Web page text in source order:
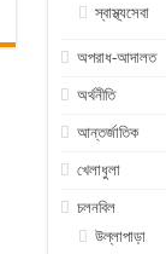
স্বাস্থ্যসেবা
অপরাধ-আদালত
অর্থনীতি
আন্তর্জাতিক
খেলাধুলা
চলনবিল
উল্লাপাড়া